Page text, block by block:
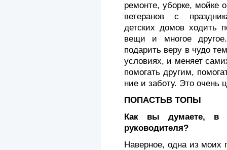
ремонте, уборке, мойке
ветеранов с
детских домов ходить
вещи и многое
подарить веру в чудо
условиях, и меняет
помогать другим,
ние и заботу. Это очень
ПОПАСТЬВ ТОПЫ
Как вы думаете, в
руководителя?
Наверное, одна из моих